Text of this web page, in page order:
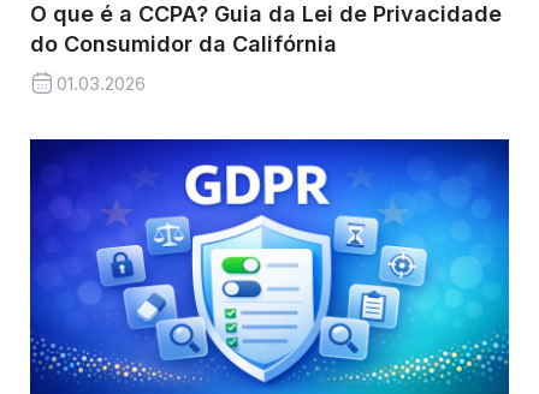
O que é a CCPA? Guia da Lei de Privacidade
do Consumidor da Califórnia
01.03.2026